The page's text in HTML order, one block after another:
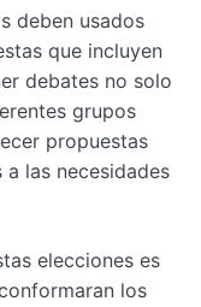
deben usados
que incluyen
debates no solo
grupos
propuestas
las necesidades
elecciones es
los